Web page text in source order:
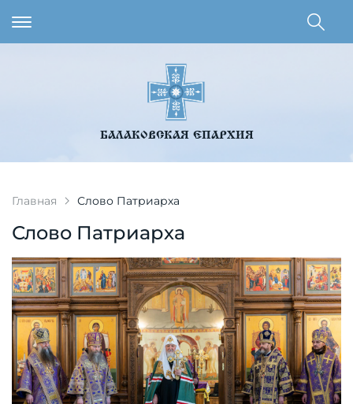
БАЛАКОВСКАЯ ЕПАРХИЯ
Главная Слово Патриарха
Слово Патриарха